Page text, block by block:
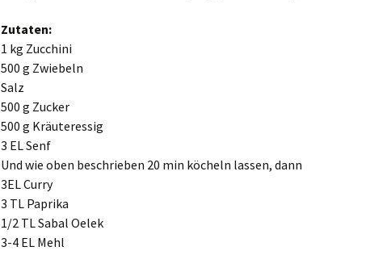
Zutaten:
1 kg Zucchini
500 g Zwiebeln
Salz
500 g Zucker
500 g Kräuteressig
3 EL Senf
Und wie oben beschrieben 20 min köcheln lassen, dann
3EL Curry
3 TL Paprika
1/2 TL Sabal Oelek
3-4 EL Mehl